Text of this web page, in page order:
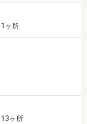
1ヶ所
13ヶ所